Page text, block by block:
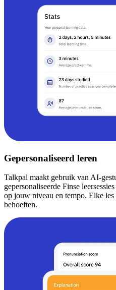
Gepersonaliseerd leren
Talkpal maakt gebruik van AI-
gepersonaliseerde Finse
op jouw niveau en tempo. Elke
behoeften.